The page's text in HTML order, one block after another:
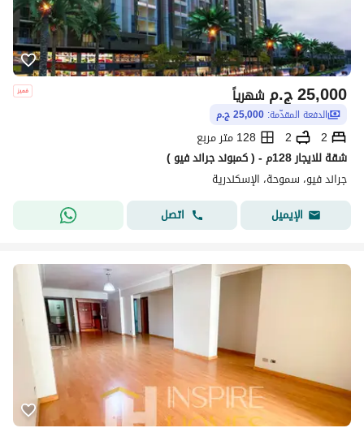
ج.م25,000 شهرياً
الدفعة المقدّمة: 25,000 ج.م
2
2
128 متر مربع
شقة للايجار 128م - ( كمبوند جراند فيو )
جراند فيو، سموحة، الإسكندرية
الإيميل
اتصل